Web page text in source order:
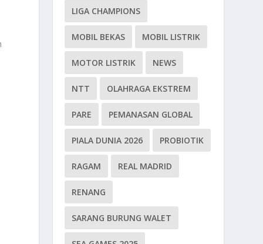
LIGA CHAMPIONS
MOBIL BEKAS MOBIL LISTRIK
MOTOR LISTRIK NEWS
NTT OLAHRAGA EKSTREM
PARE PEMANASAN GLOBAL
PIALA DUNIA 2026 PROBIOTIK
RAGAM REAL MADRID
RENANG
SARANG BURUNG WALET